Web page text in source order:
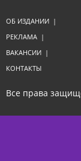
ОБ ИЗДАНИИ |
РЕКЛАМА |
ВАКАНСИИ |
КОНТАКТЫ
Все права